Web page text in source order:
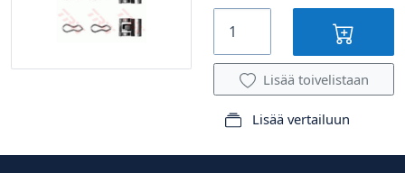
Lisää toivelistaan
Lisää vertailuun